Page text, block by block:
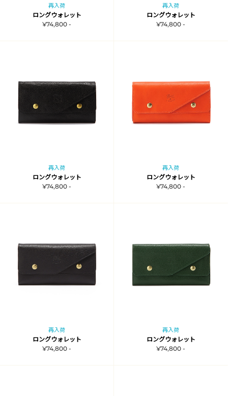
再入荷
ロングウォレット
¥74,800 -
再入荷
ロングウォレット
¥74,800 -
再入荷
ロングウォレット
¥74,800 -
再入荷
ロングウォレット
¥74,800 -
再入荷
ロングウォレット
¥74,800 -
再入荷
ロングウォレット
¥74,800 -